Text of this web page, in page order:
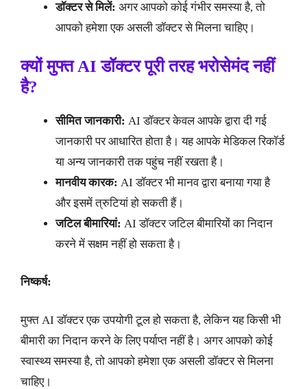
डॉक्टर से मिलें: अगर आपको कोई गंभीर समस्या है, तो
आपको हमेशा एक असली डॉक्टर से मिलना चाहिए।
क्यों मुफ्त AI डॉक्टर पूरी तरह भरोसेमंद नहीं
है?
सीमित जानकारी: AI डॉक्टर केवल आपके द्वारा दी गई
जानकारी पर आधारित होता है। यह आपके मेडिकल रिकॉर्ड
या अन्य जानकारी तक पहुंच नहीं रखता है।
मानवीय कारक: AI डॉक्टर भी मानव द्वारा बनाया गया है
और इसमें त्रुटियां हो सकती हैं।
जटिल बीमारियां: AI डॉक्टर जटिल बीमारियों का निदान
करने में सक्षम नहीं हो सकता है।
निष्कर्ष:
मुफ्त AI डॉक्टर एक उपयोगी टूल हो सकता है, लेकिन यह किसी भी
बीमारी का निदान करने के लिए पर्याप्त नहीं है। अगर आपको कोई
स्वास्थ्य समस्या है, तो आपको हमेशा एक असली डॉक्टर से मिलना
चाहिए।